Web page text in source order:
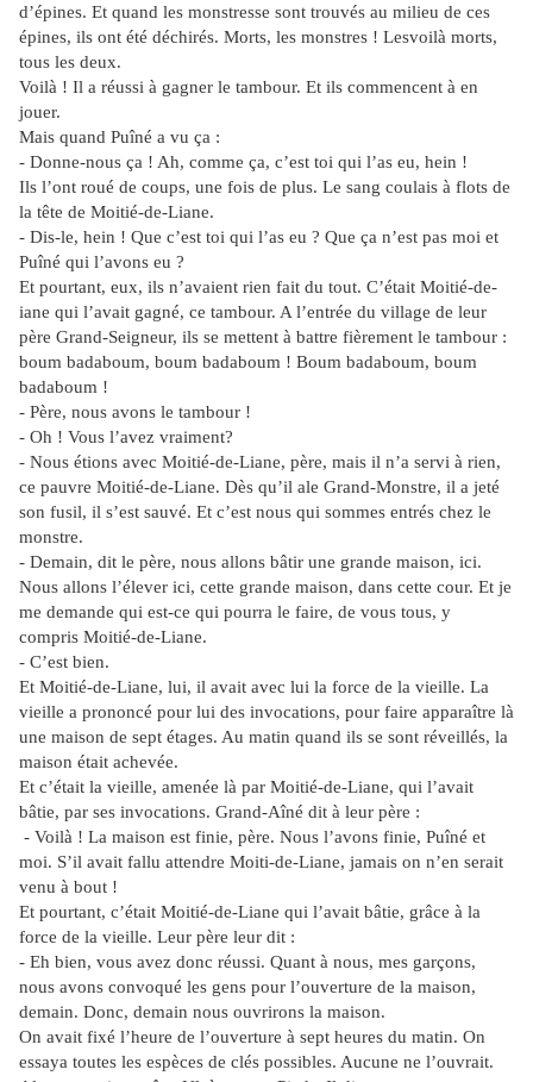
d’épines. Et quand les monstresse sont trouvés au milieu de ces
épines, ils ont été déchirés. Morts, les monstres ! Lesvoilà morts,
tous les deux.
Voilà ! Il a réussi à gagner le tambour. Et ils commencent à en
jouer.
Mais quand Puîné a vu ça :
- Donne-nous ça ! Ah, comme ça, c’est toi qui l’as eu, hein !
Ils l’ont roué de coups, une fois de plus. Le sang coulais à flots de
la tête de Moitié-de-Liane.
- Dis-le, hein ! Que c’est toi qui l’as eu ? Que ça n’est pas moi et
Puîné qui l’avons eu ?
Et pourtant, eux, ils n’avaient rien fait du tout. C’était Moitié-de-
iane qui l’avait gagné, ce tambour. A l’entrée du village de leur
père Grand-Seigneur, ils se mettent à battre fièrement le tambour :
boum badaboum, boum badaboum ! Boum badaboum, boum
badaboum !
- Père, nous avons le tambour !
- Oh ! Vous l’avez vraiment?
- Nous étions avec Moitié-de-Liane, père, mais il n’a servi à rien,
ce pauvre Moitié-de-Liane. Dès qu’il ale Grand-Monstre, il a jeté
son fusil, il s’est sauvé. Et c’est nous qui sommes entrés chez le
monstre.
- Demain, dit le père, nous allons bâtir une grande maison, ici.
Nous allons l’élever ici, cette grande maison, dans cette cour. Et je
me demande qui est-ce qui pourra le faire, de vous tous, y
compris Moitié-de-Liane.
- C’est bien.
Et Moitié-de-Liane, lui, il avait avec lui la force de la vieille. La
vieille a prononcé pour lui des invocations, pour faire apparaître là
une maison de sept étages. Au matin quand ils se sont réveillés, la
maison était achevée.
Et c’était la vieille, amenée là par Moitié-de-Liane, qui l’avait
bâtie, par ses invocations. Grand-Aîné dit à leur père :
- Voilà ! La maison est finie, père. Nous l’avons finie, Puîné et
moi. S’il avait fallu attendre Moiti-de-Liane, jamais on n’en serait
venu à bout !
Et pourtant, c’était Moitié-de-Liane qui l’avait bâtie, grâce à la
force de la vieille. Leur père leur dit :
- Eh bien, vous avez donc réussi. Quant à nous, mes garçons,
nous avons convoqué les gens pour l’ouverture de la maison,
demain. Donc, demain nous ouvrirons la maison.
On avait fixé l’heure de l’ouverture à sept heures du matin. On
essaya toutes les espèces de clés possibles. Aucune ne l’ouvrait.